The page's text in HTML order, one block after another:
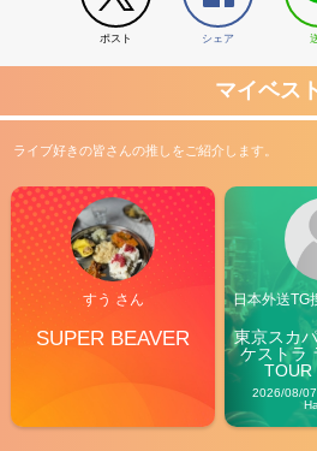
ポスト シェア
マイベス
ライブ好きの皆さんの推しをご紹介します。
すう さん
SUPER BEAVER
日本外送TG
東京スカ
ケストラ
TOUR
2026/08/